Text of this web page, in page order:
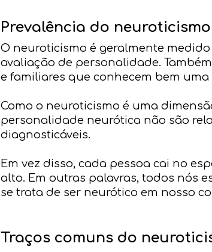
Prevalência do neuroticismo
O neuroticismo é geralmente
avaliação de personalidade.
e familiares que conhecem bem
Como o neuroticismo é uma
personalidade neurótica não são
diagnosticáveis.
Em vez disso, cada pessoa cai no
alto. Em outras palavras, todos nós
se trata de ser neurótico em nosso
Traços comuns do